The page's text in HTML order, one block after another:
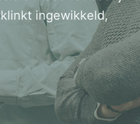
ingewikkeld,